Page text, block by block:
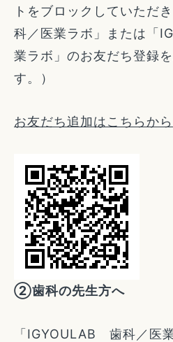
トをブロックしていただ
科／医業ラボ」または「
業ラボ」のお友だち登録
す。）
お友だち追加はこちらから
②歯科の先生方へ
「IGYOULAB 歯科／医業